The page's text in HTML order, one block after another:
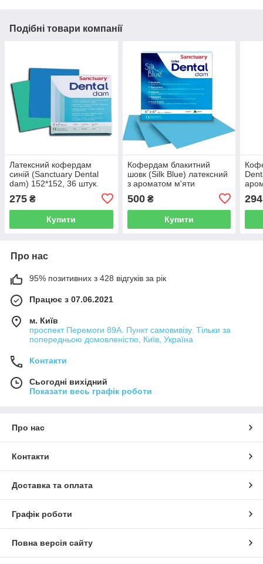
Подібні товари компанії
Латексний кофердам
синій (Sanctuary Dental
dam) 152*152, 36 штук.
звичайний.
275 ₴
Купити
Кофердам блакитний
шовк (Silk Blue) латексний
з ароматом м'яти
152мм) 36шт
500₴
Купити
294
Про нас
95% позитивних з 428 відгуків за рік
Працює з 07.06.2021
м. Київ
проспект Перемоги 89А. Пункт самовивізу. Тільки за
попередньою домовленістю, Київ, Україна
Контакти
Сьогодні вихідний
Показати весь графік роботи
Про нас
Контакти
Доставка та оплата
Графік роботи
Повна версія сайту